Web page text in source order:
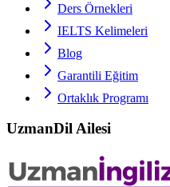
Ders Örnekleri
IELTS Kelimeleri
Blog
Garantili Eğitim
Ortaklık Programı
UzmanDil Ailesi